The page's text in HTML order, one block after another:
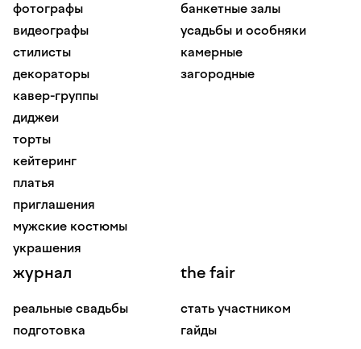
фотографы
видеографы
стилисты
декораторы
кавер-группы
диджеи
торты
кейтеринг
платья
приглашения
мужские костюмы
украшения
банкетные залы
усадьбы и особняки
камерные
загородные
журнал
реальные свадьбы
подготовка
the fair
стать участником
гайды